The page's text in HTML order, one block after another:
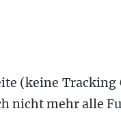
(keine
nicht mehr alle